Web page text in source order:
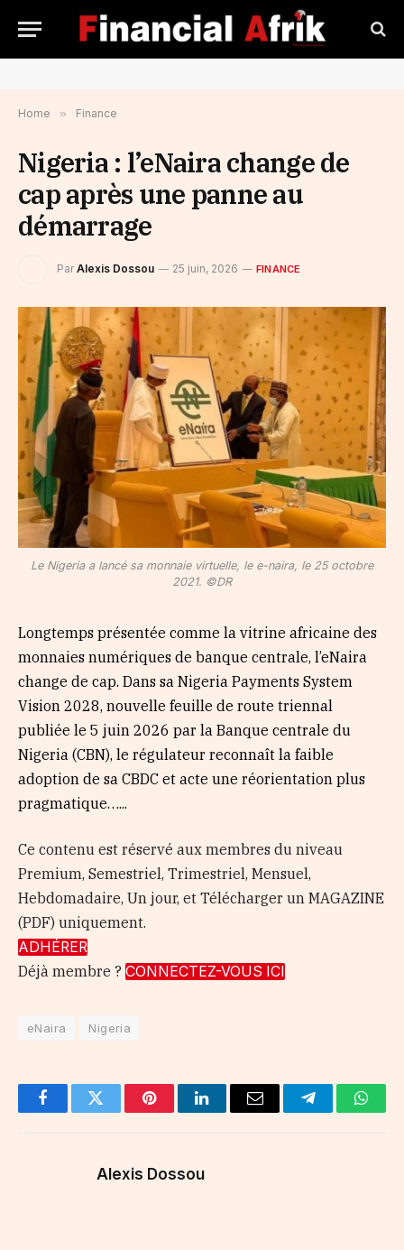
Home » Finance
Nigeria : l’eNaira change de
cap après une panne au
démarrage
Par Alexis Dossou 25 juin, 2026 FINANCE
Le Nigeria a lancé sa monnaie virtuelle, le e-naira, le 25 octobre
2021. ©DR
Longtemps présentée comme la vitrine africaine des
monnaies numériques de banque centrale, l’eNaira
change de cap. Dans sa Nigeria Payments System
Vision 2028, nouvelle feuille de route triennal
publiée le 5 juin 2026 par la Banque centrale du
Nigeria (CBN), le régulateur reconnaît la faible
adoption de sa CBDC et acte une réorientation plus
pragmatique…...
Ce contenu est réservé aux membres du niveau
Premium, Semestriel, Trimestriel, Mensuel,
Hebdomadaire, Un jour, et Télécharger un MAGAZINE
(PDF) uniquement.
ADHÉRER
Déjà membre ? CONNECTEZ-VOUS ICI
eNaira Nigeria
FacebookTwitter PinterestLinkedInEmail Telegram
Alexis Dossou